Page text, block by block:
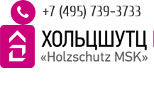
+7 (495) 739-3733